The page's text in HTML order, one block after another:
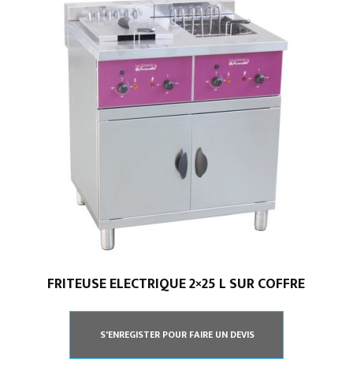
FRITEUSE ELECTRIQUE 2×25 L SUR COFFRE
S'ENREGISTER POUR FAIRE UN DEVIS